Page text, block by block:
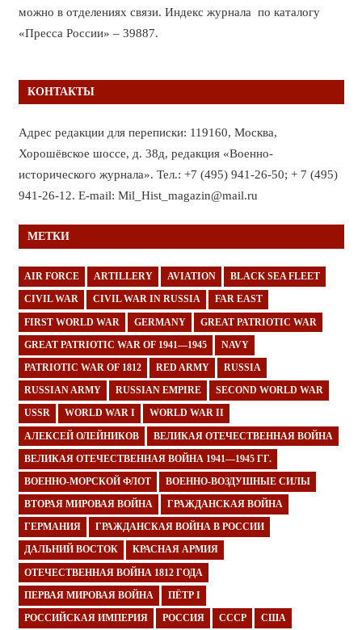
можно в отделениях связи. Индекс журнала по каталогу
«Пресса России» – 39887.
КОНТАКТЫ
Адрес редакции для переписки: 119160, Москва,
Хорошёвское шоссе, д. 38д, редакция «Военно-
исторического журнала». Тел.: +7 (495) 941-26-50; + 7 (495)
941-26-12. E-mail: Mil_Hist_magazin@mail.ru
МЕТКИ
AIR FORCE ARTILLERY AVIATION BLACK SEA FLEET
CIVIL WAR CIVIL WAR IN RUSSIA FAR EAST
FIRST WORLD WAR GERMANY GREAT PATRIOTIC WAR
GREAT PATRIOTIC WAR OF 1941—1945 NAVY
PATRIOTIC WAR OF 1812 RED ARMY RUSSIA
RUSSIAN ARMY RUSSIAN EMPIRE SECOND WORLD WAR
USSR WORLD WAR I WORLD WAR II
АЛЕКСЕЙ ОЛЕЙНИКОВ ВЕЛИКАЯ ОТЕЧЕСТВЕННАЯ ВОЙНА
ВЕЛИКАЯ ОТЕЧЕСТВЕННАЯ ВОЙНА 1941—1945 ГГ.
ВОЕННО-МОРСКОЙ ФЛОТ ВОЕННО-ВОЗДУШНЫЕ СИЛЫ
ВТОРАЯ МИРОВАЯ ВОЙНА ГРАЖДАНСКАЯ ВОЙНА
ГЕРМАНИЯ ГРАЖДАНСКАЯ ВОЙНА В РОССИИ
ДАЛЬНИЙ ВОСТОК КРАСНАЯ АРМИЯ
ОТЕЧЕСТВЕННАЯ ВОЙНА 1812 ГОДА
ПЕРВАЯ МИРОВАЯ ВОЙНА ПЁТР I
РОССИЙСКАЯ ИМПЕРИЯ РОССИЯ СССР США